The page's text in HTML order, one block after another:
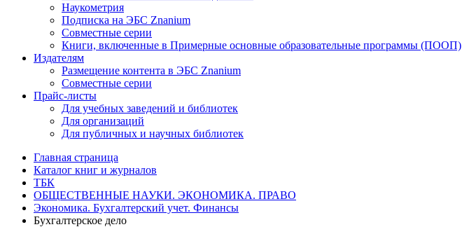
Наукометрия
Подписка на ЭБС Znanium
Совместные серии
Книги, включенные в Примерные основные образовательные программы (ПООП)
Издателям
Размещение контента в ЭБС Znanium
Совместные серии
Прайс-листы
Для учебных заведений и библиотек
Для организаций
Для публичных и научных библиотек
Главная страница
Каталог книг и журналов
ТБК
ОБЩЕСТВЕННЫЕ НАУКИ. ЭКОНОМИКА. ПРАВО
Экономика. Бухгалтерский учет. Финансы
Бухгалтерское дело